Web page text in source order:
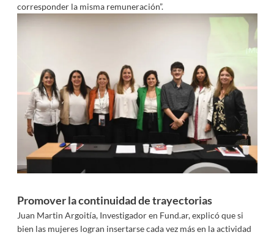
corresponder la misma remuneración”.
Promover la continuidad de trayectorias
Juan Martin Argoitía, Investigador en Fund.ar, explicó que si
bien las mujeres logran insertarse cada vez más en la actividad